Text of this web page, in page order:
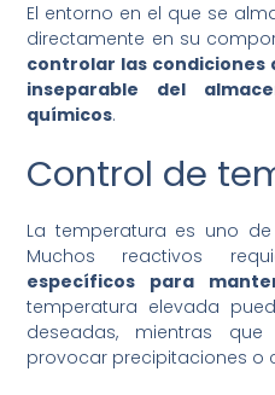
El entorno en el que se
directamente en su
controlar las condiciones
inseparable del
químicos.
Control de
La temperatura es uno
Muchos reactivos
específicos para
temperatura elevada
deseadas, mientras
provocar precipitaciones o